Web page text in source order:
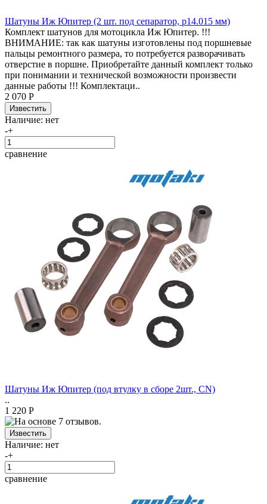
Шатуны Иж Юпитер (2 шт. под сепаратор, p14.015 мм)
Комплект шатунов для мотоцикла Иж Юпитер. !!!
ВНИМАНИЕ: так как шатуны изготовлены под поршневые
пальцы ремонтного размера, то потребуется разворачивать
отверстие в поршне. Приобретайте данный комплект только
при понимании и технической возможности произвести
данные работы !!! Комплектаци..
2 070 Р
Наличие: нет
-+
сравнение
Шатуны Иж Юпитер (под втулку в сборе 2шт., CN)
..
1 220 Р
Наличие: нет
-+
сравнение